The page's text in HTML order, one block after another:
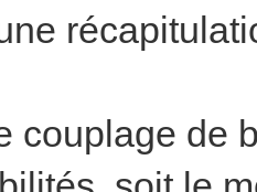
couplage de